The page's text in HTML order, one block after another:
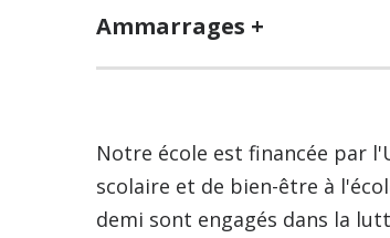
Ammarrages +
Notre école est financée par
scolaire et de bien-être à
demi sont engagés dans la